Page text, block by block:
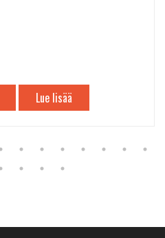
Lue lisää